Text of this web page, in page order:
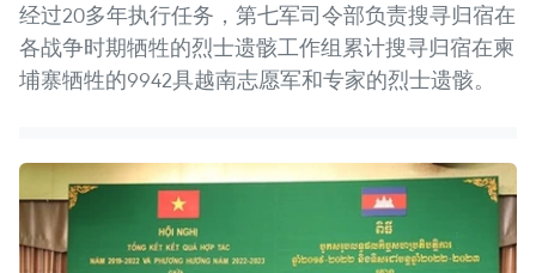
经过20多年执行任务，第七军司令部负责搜寻归宿在
各战争时期牺牲的烈士遗骸工作组累计搜寻归宿在柬
埔寨牺牲的9942具越南志愿军和专家的烈士遗骸。